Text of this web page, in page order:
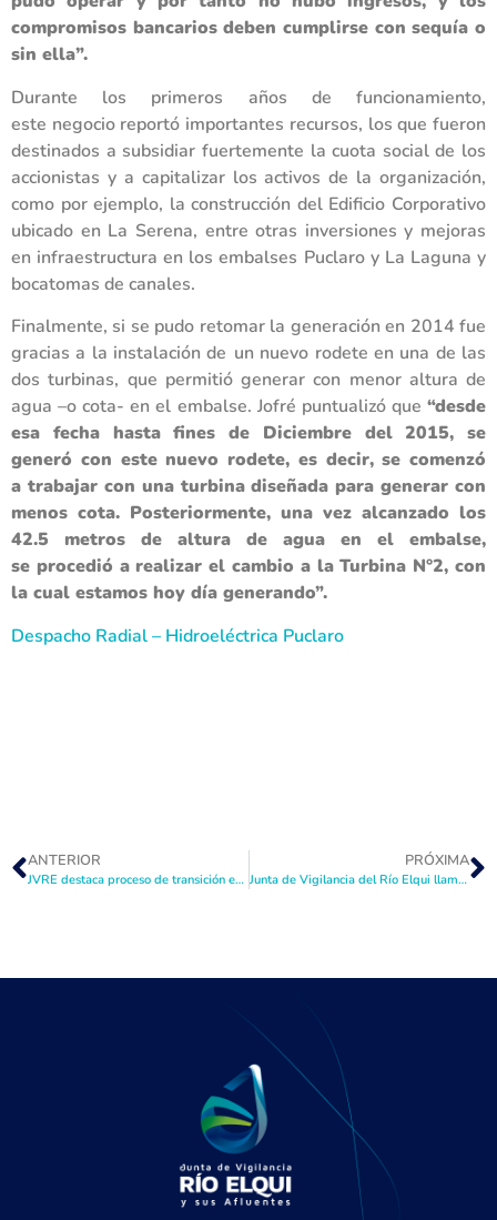
compromisos bancarios deben cumplirse con sequía o
sin ella”.
Durante los primeros años de funcionamiento,
este negocio reportó importantes recursos, los que fueron
destinados a subsidiar fuertemente la cuota social de los
accionistas y a capitalizar los activos de la organización,
como por ejemplo, la construcción del Edificio Corporativo
ubicado en La Serena, entre otras inversiones y mejoras
en infraestructura en los embalses Puclaro y La Laguna y
bocatomas de canales.
Finalmente, si se pudo retomar la generación en 2014 fue
gracias a la instalación de un nuevo rodete en una de las
dos turbinas, que permitió generar con menor altura de
agua –o cota- en el embalse. Jofré puntualizó que “desde
esa fecha hasta fines de Diciembre del 2015, se
generó con este nuevo rodete, es decir, se comenzó
a trabajar con una turbina diseñada para generar con
menos cota. Posteriormente, una vez alcanzado los
42.5 metros de altura de agua en el embalse,
se procedió a realizar el cambio a la Turbina N°2, con
la cual estamos hoy día generando”.
Despacho Radial – Hidroeléctrica Puclaro
ANTERIOR
JVRE destaca proceso de transición en directiva del Canal Bellavista
PRÓXIMA
Junta de Vigilancia del Río Elqui llama a “estar informados” sobre los procesos de reforma en materia hídrica